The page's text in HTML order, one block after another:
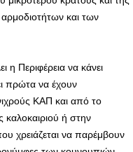
και των
η Περιφέρεια να κάνει
πρώτα να έχουν
ΚΑΠ και από το
ή στην
χρειάζεται να παρέμβουν